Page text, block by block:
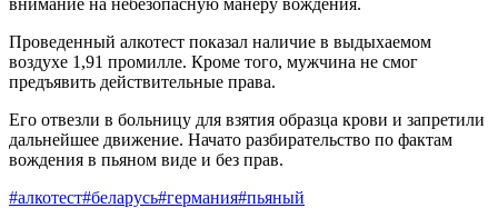
Проведенный алкотест показал наличие в выдыхаемом
воздухе 1,91 промилле. Кроме того, мужчина не смог
предъявить действительные права.
Его отвезли в больницу для взятия образца крови и запретили
дальнейшее движение. Начато разбирательство по фактам
вождения в пьяном виде и без прав.
#алкотест#беларусь#германия#пьяный